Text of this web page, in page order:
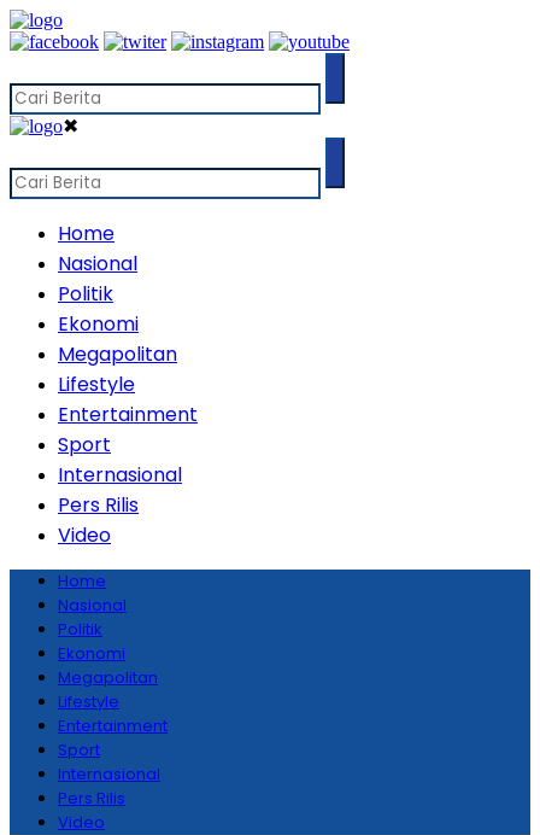
✖
Home
Nasional
Politik
Ekonomi
Megapolitan
Lifestyle
Entertainment
Sport
Internasional
Pers Rilis
Video
Home
Nasional
Politik
Ekonomi
Megapolitan
Lifestyle
Entertainment
Sport
Internasional
Pers Rilis
Video